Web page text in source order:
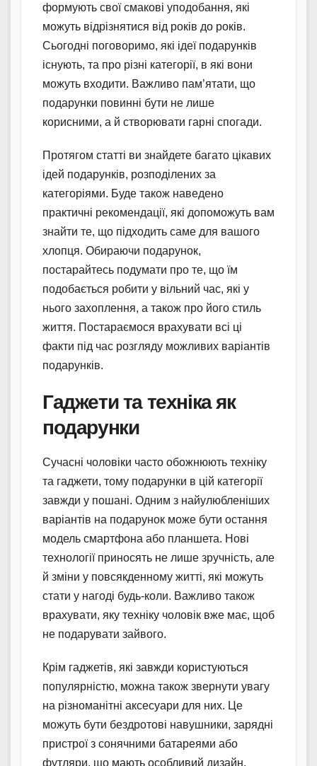
формують свої смакові уподобання, які
можуть відрізнятися від років до років.
Сьогодні поговоримо, які ідеї подарунків
існують, та про різні категорії, в які вони
можуть входити. Важливо пам’ятати, що
подарунки повинні бути не лише
корисними, а й створювати гарні спогади.
Протягом статті ви знайдете багато цікавих
ідей подарунків, розподілених за
категоріями. Буде також наведено
практичні рекомендації, які допоможуть вам
знайти те, що підходить саме для вашого
хлопця. Обираючи подарунок,
постарайтесь подумати про те, що їм
подобається робити у вільний час, які у
нього захоплення, а також про його стиль
життя. Постараємося врахувати всі ці
факти під час розгляду можливих варіантів
подарунків.
Гаджети та техніка як
подарунки
Сучасні чоловіки часто обожнюють техніку
та гаджети, тому подарунки в цій категорії
завжди у пошані. Одним з найулюбленіших
варіантів на подарунок може бути остання
модель смартфона або планшета. Нові
технології приносять не лише зручність, але
й зміни у повсякденному житті, які можуть
стати у нагоді будь-коли. Важливо також
врахувати, яку техніку чоловік вже має, щоб
не подарувати зайвого.
Крім гаджетів, які завжди користуються
популярністю, можна також звернути увагу
на різноманітні аксесуари для них. Це
можуть бути бездротові навушники, зарядні
пристрої з сонячними батареями або
футляри, що мають особливий дизайн.